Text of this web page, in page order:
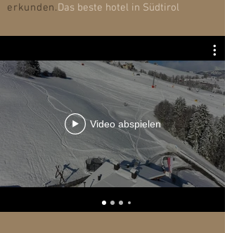
erkunden.Das beste hotel in Südtirol
Video abspielen